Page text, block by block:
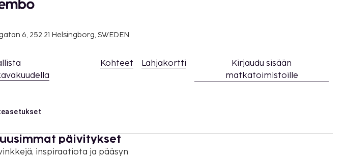
6, 252 21 Helsingborg, SWEDEN
Kohteet Lahjakortti
Kirjaudu sisään
matkatoimistoille
päivitykset
inspiraatiota ja pääsyn